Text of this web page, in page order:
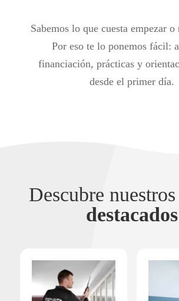
Sabemos lo que cuesta empezar o
Por eso te lo ponemos fácil:
financiación, prácticas y
desde el primer día.
Descubre nuestros
destacados